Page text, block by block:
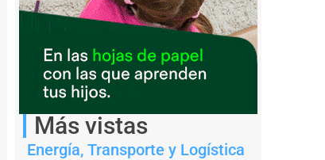
Más vistas
Energía, Transporte y Logística